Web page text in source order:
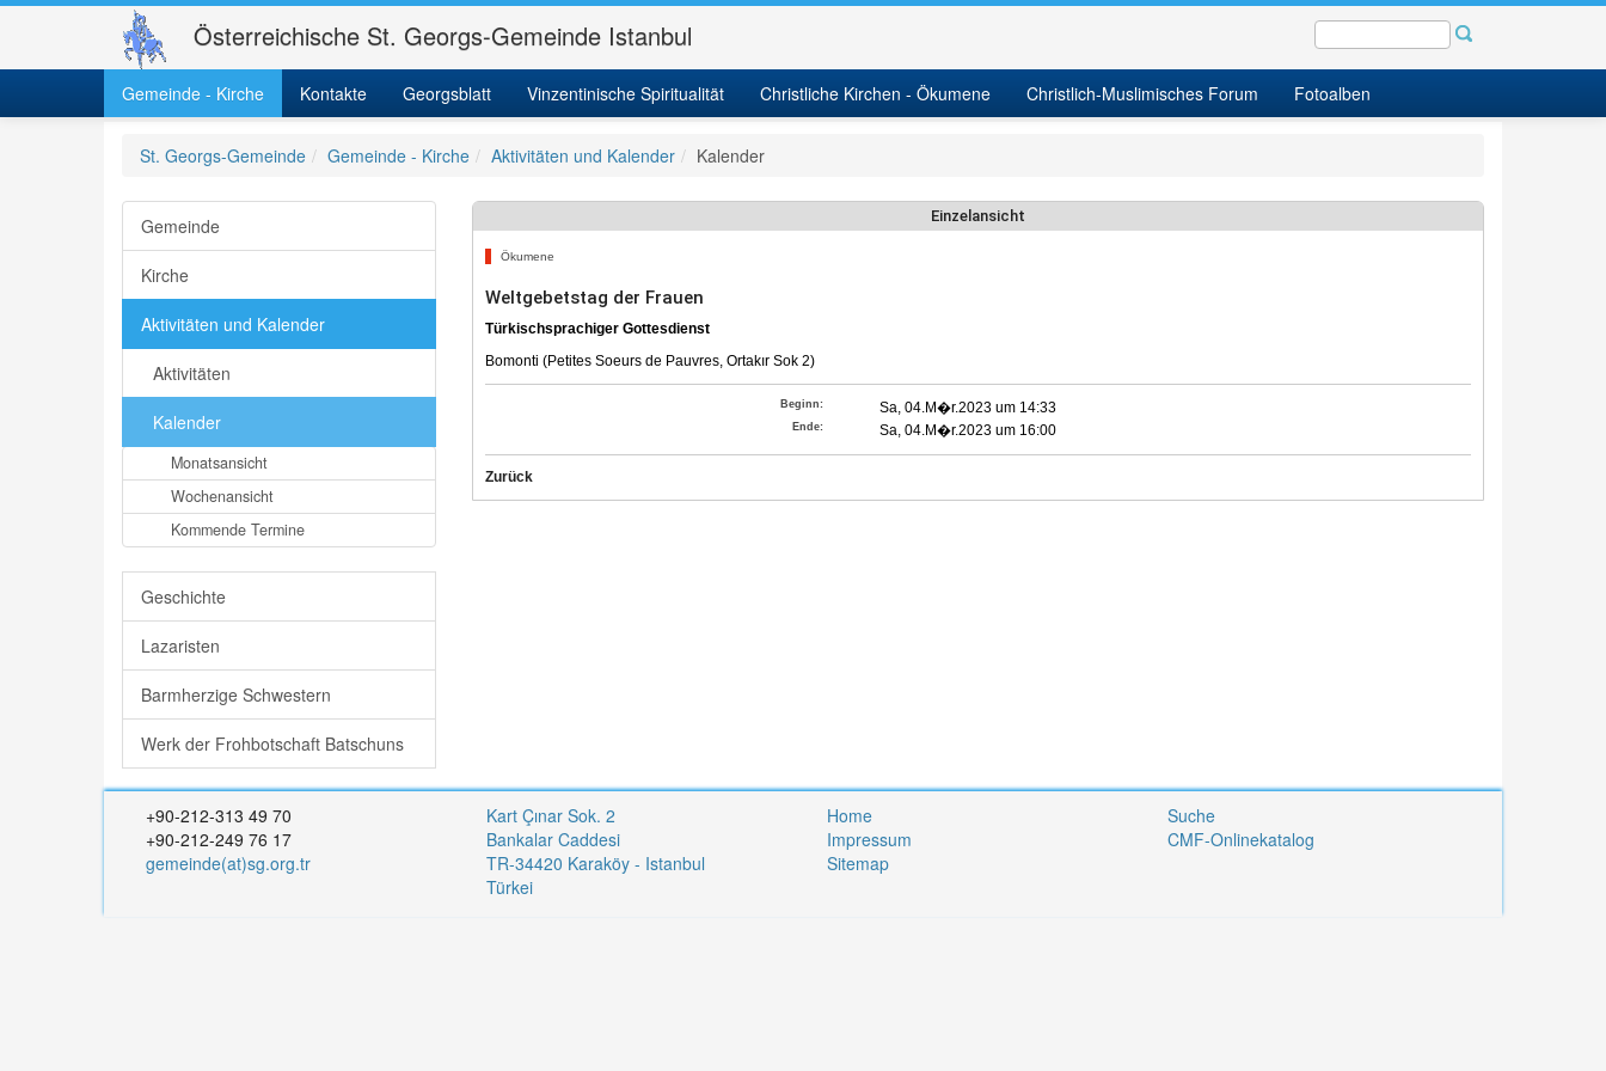
Österreichische St. Georgs-Gemeinde Istanbul
Gemeinde - Kirche Kontakte Georgsblatt Vinzentinische Spiritualität Christliche Kirchen - Ökumene Christlich-Muslimisches Forum Fotoalben
St. Georgs-Gemeinde Gemeinde - Kirche Aktivitäten und Kalender Kalender
Gemeinde
Kirche
Aktivitäten und Kalender
Aktivitäten
Kalender
Monatsansicht
Wochenansicht
Kommende Termine
Geschichte
Lazaristen
Barmherzige Schwestern
Werk der Frohbotschaft Batschuns
Einzelansicht
Ökumene
Weltgebetstag der Frauen
Türkischsprachiger Gottesdienst
Bomonti (Petites Soeurs de Pauvres, Ortakır Sok 2)
Beginn: Sa, 04.M�r.2023 um 14:33
Ende: Sa, 04.M�r.2023 um 16:00
Zurück
+90-212-313 49 70
+90-212-249 76 17
gemeinde(at)sg.org.tr
Kart Çınar Sok. 2
Bankalar Caddesi
TR-34420 Karaköy - Istanbul
Türkei
Home
Impressum
Sitemap
Suche
CMF-Onlinekatalog